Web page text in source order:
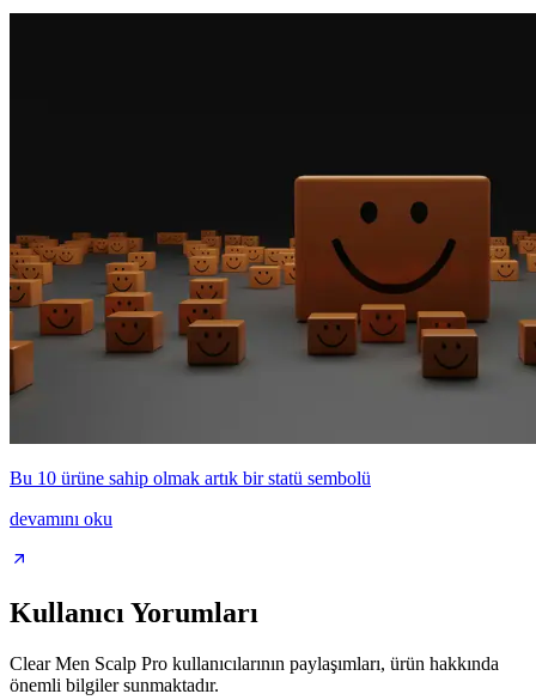
Bu 10 ürüne sahip olmak artık bir statü sembolü
devamını oku
Kullanıcı Yorumları
Clear Men Scalp Pro kullanıcılarının paylaşımları, ürün hakkında
önemli bilgiler sunmaktadır.